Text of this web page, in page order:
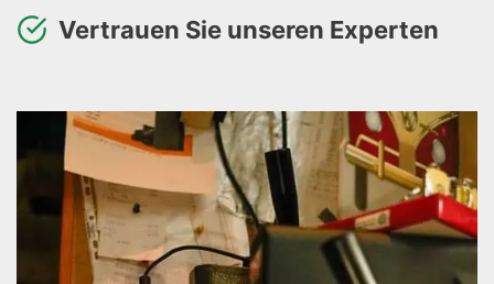
Vertrauen Sie unseren Experten